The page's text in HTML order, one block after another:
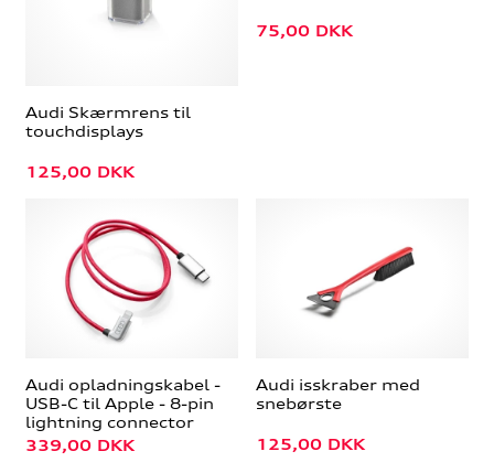
Audi Skærmrens til
touchdisplays
125,00 DKK
75,00 DKK
Audi opladningskabel -
USB-C til Apple - 8-pin
lightning connector
339,00 DKK
Audi isskraber med
snebørste
125,00 DKK